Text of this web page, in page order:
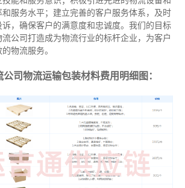
服务水平；建立完善的客户服务体系，及时
，确保客户的满意度和忠诚度。我们的目标
公司打造成为物流行业的标杆企业，为客户
物流服务。
司物流运输包装材料费用明细图：